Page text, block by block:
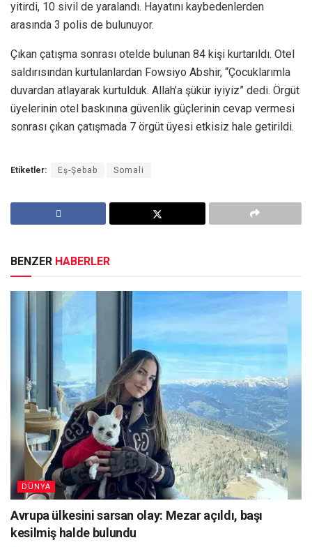
yitirdi, 10 sivil de yaralandı. Hayatını kaybedenlerden
arasında 3 polis de bulunuyor.
Çıkan çatışma sonrası otelde bulunan 84 kişi kurtarıldı. Otel
saldırısından kurtulanlardan Fowsiyo Abshir, “Çocuklarımla
duvardan atlayarak kurtulduk. Allah’a şükür iyiyiz” dedi. Örgüt
üyelerinin otel baskınına güvenlik güçlerinin cevap vermesi
sonrası çıkan çatışmada 7 örgüt üyesi etkisiz hale getirildi.
Etiketler: Eş-Şebab Somali
BENZER HABERLER
DÜNYA
Avrupa ülkesini sarsan olay: Mezar açıldı, başı
kesilmiş halde bulundu